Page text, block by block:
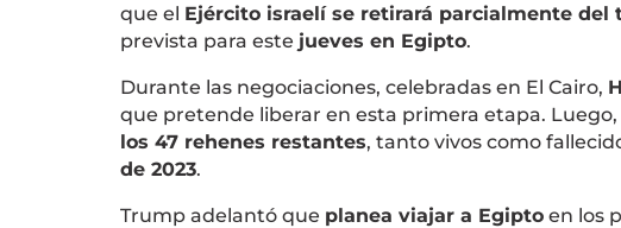
que el Ejército israelí se retirará parcialmente
prevista para este jueves en Egipto.
Durante las negociaciones, celebradas en El Cairo,
que pretende liberar en esta primera etapa.
los 47 rehenes restantes, tanto vivos como
de 2023.
Trump adelantó que planea viajar a Egiptoen los